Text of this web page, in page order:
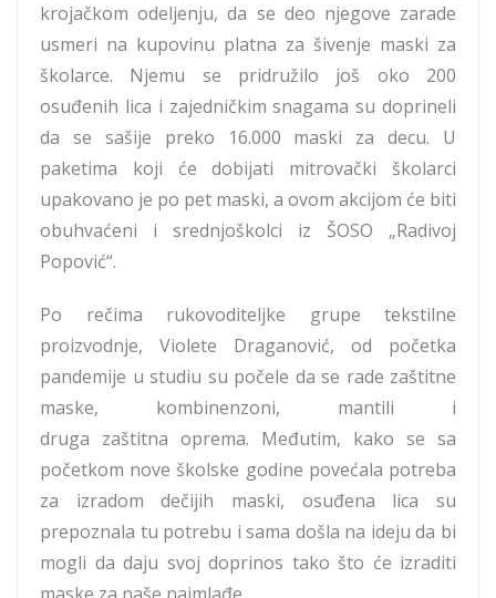
krojačkom odeljenju, da se deo njegove zarade
usmeri na kupovinu platna za šivenje maski za
školarce. Njemu se pridružilo još oko 200
osuđenih lica i zajedničkim snagama su doprineli
da se sašije preko 16.000 maski za decu. U
paketima koji će dobijati mitrovački školarci
upakovano je po pet maski, a ovom akcijom će biti
obuhvaćeni i srednjoškolci iz ŠOSO „Radivoj
Popović“.
Po rečima rukovoditeljke grupe tekstilne
proizvodnje, Violete Draganović, od početka
pandemije u studiu su počele da se rade zaštitne
maske, kombinenzoni, mantili i
druga zaštitna oprema. Međutim, kako se sa
početkom nove školske godine povećala potreba
za izradom dečijih maski, osuđena lica su
prepoznala tu potrebu i sama došla na ideju da bi
mogli da daju svoj doprinos tako što će izraditi